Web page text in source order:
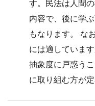
す。民法は人間
内容で、後に学
もなります。 な
には適していま
抽象度に戸惑う
に取り組む方が